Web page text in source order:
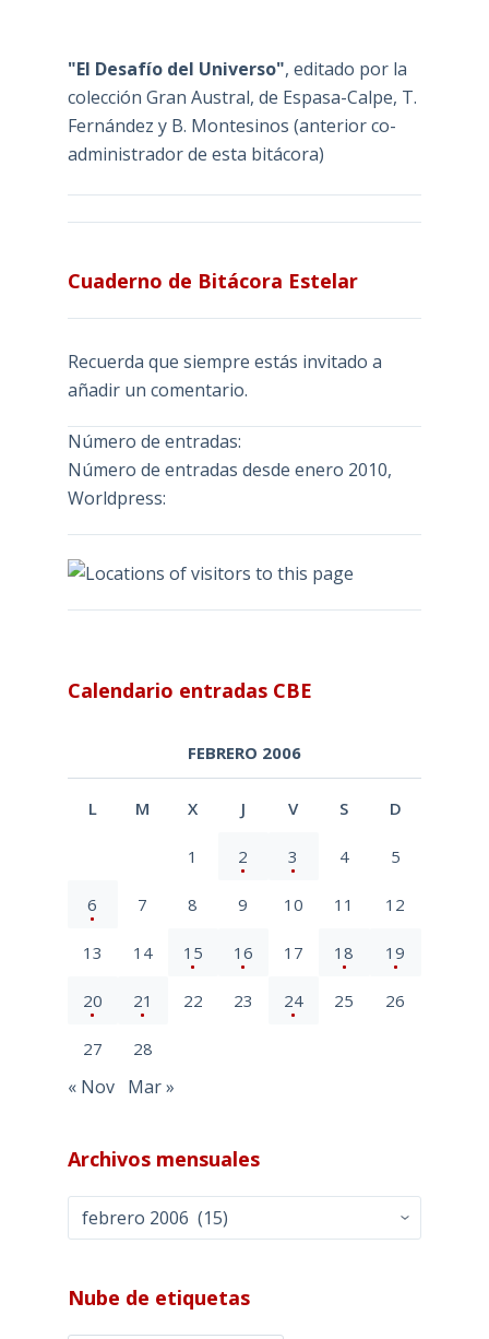
"El Desafío del Universo", editado por la
colección Gran Austral, de Espasa-Calpe, T.
Fernández y B. Montesinos (anterior co-
administrador de esta bitácora)
Cuaderno de Bitácora Estelar
Recuerda que siempre estás invitado a
añadir un comentario.
Número de entradas:
Número de entradas desde enero 2010,
Worldpress:
Calendario entradas CBE
FEBRERO 2006
L M X J V S D
1 2 3 4 5
6 7 8 9 10 11 12
13 14 15 16 17 18 19
20 21 22 23 24 25 26
27 28
« Nov Mar »
Archivos mensuales
Archivos
mensuales
Nube de etiquetas